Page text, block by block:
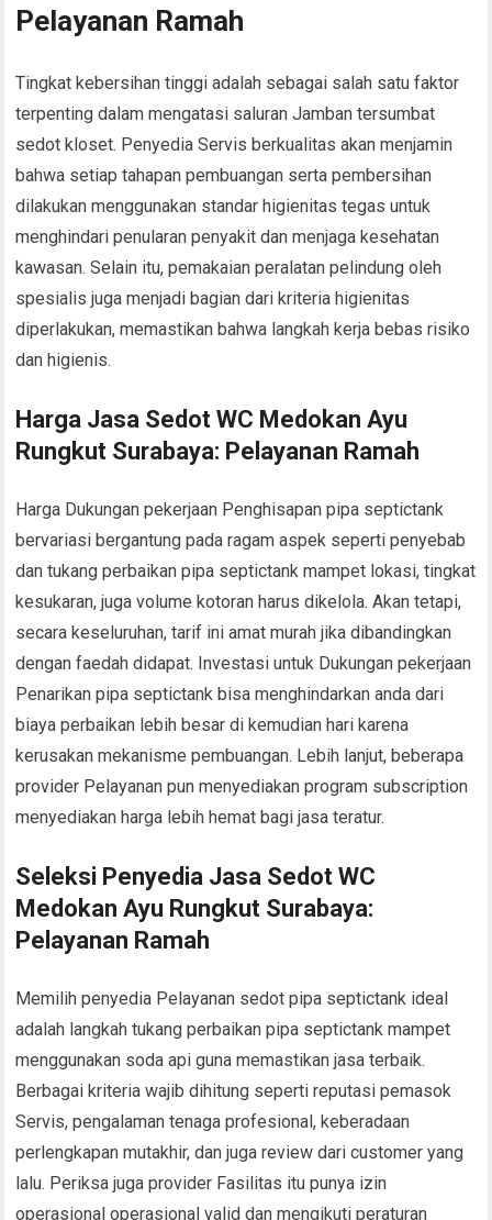
Pelayanan Ramah
Tingkat kebersihan tinggi adalah sebagai salah satu faktor
terpenting dalam mengatasi saluran Jamban tersumbat
sedot kloset. Penyedia Servis berkualitas akan menjamin
bahwa setiap tahapan pembuangan serta pembersihan
dilakukan menggunakan standar higienitas tegas untuk
menghindari penularan penyakit dan menjaga kesehatan
kawasan. Selain itu, pemakaian peralatan pelindung oleh
spesialis juga menjadi bagian dari kriteria higienitas
diperlakukan, memastikan bahwa langkah kerja bebas risiko
dan higienis.
Harga Jasa Sedot WC Medokan Ayu
Rungkut Surabaya: Pelayanan Ramah
Harga Dukungan pekerjaan Penghisapan pipa septictank
bervariasi bergantung pada ragam aspek seperti penyebab
dan tukang perbaikan pipa septictank mampet lokasi, tingkat
kesukaran, juga volume kotoran harus dikelola. Akan tetapi,
secara keseluruhan, tarif ini amat murah jika dibandingkan
dengan faedah didapat. Investasi untuk Dukungan pekerjaan
Penarikan pipa septictank bisa menghindarkan anda dari
biaya perbaikan lebih besar di kemudian hari karena
kerusakan mekanisme pembuangan. Lebih lanjut, beberapa
provider Pelayanan pun menyediakan program subscription
menyediakan harga lebih hemat bagi jasa teratur.
Seleksi Penyedia Jasa Sedot WC
Medokan Ayu Rungkut Surabaya:
Pelayanan Ramah
Memilih penyedia Pelayanan sedot pipa septictank ideal
adalah langkah tukang perbaikan pipa septictank mampet
menggunakan soda api guna memastikan jasa terbaik.
Berbagai kriteria wajib dihitung seperti reputasi pemasok
Servis, pengalaman tenaga profesional, keberadaan
perlengkapan mutakhir, dan juga review dari customer yang
lalu. Periksa juga provider Fasilitas itu punya izin
operasional operasional valid dan mengikuti peraturan